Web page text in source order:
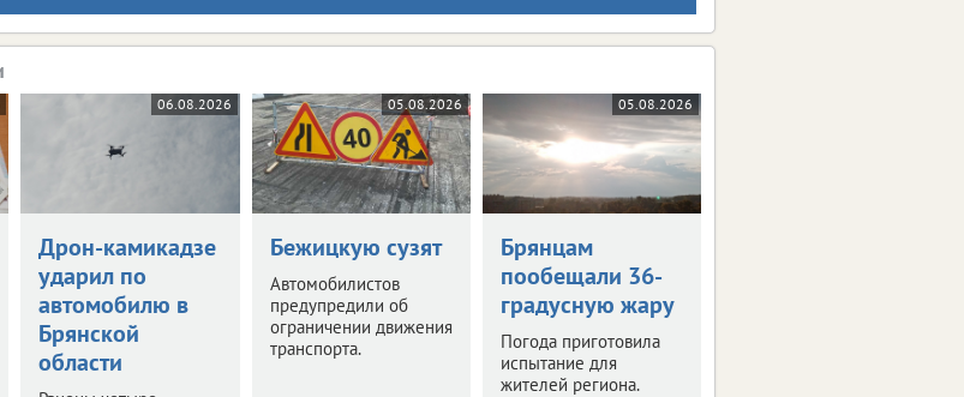
06.08.2026
Дрон-камикадзе
ударил по
автомобилю в
Брянской
области
05.08.2026
Бежицкую сузят
Автомобилистов
предупредили об
ограничении движения
транспорта.
05.08.2026
Брянцам
пообещали 36-
градусную жару
Погода приготовила
испытание для
жителей региона.